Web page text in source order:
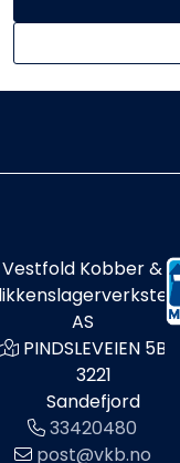
Vestfold Kobber &
AS
PINDSLEVEIEN 5B
3221
Sandefjord
33420480
post@vkb.no